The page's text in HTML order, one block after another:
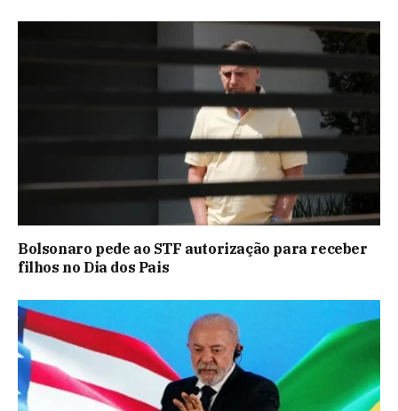
Bolsonaro pede ao STF autorização para receber
filhos no Dia dos Pais